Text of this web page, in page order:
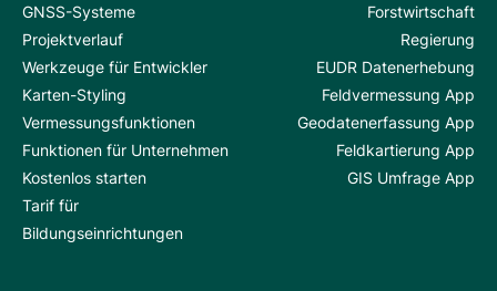
GNSS-Systeme
Projektverlauf
Werkzeuge für Entwickler
Karten-Styling
Vermessungsfunktionen
Funktionen für Unternehmen
Kostenlos starten
Tarif für
Bildungseinrichtungen
Forstwirtschaft
Regierung
EUDR Datenerhebung
Feldvermessung App
Geodatenerfassung App
Feldkartierung App
GIS Umfrage App